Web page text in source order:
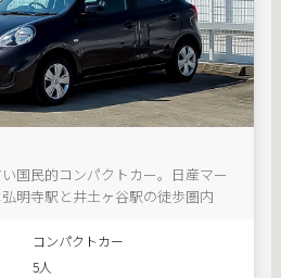
国民的コンパクトカー。日産マー
明寺駅と井土ヶ谷駅の徒歩圏内
コンパクトカー
5人